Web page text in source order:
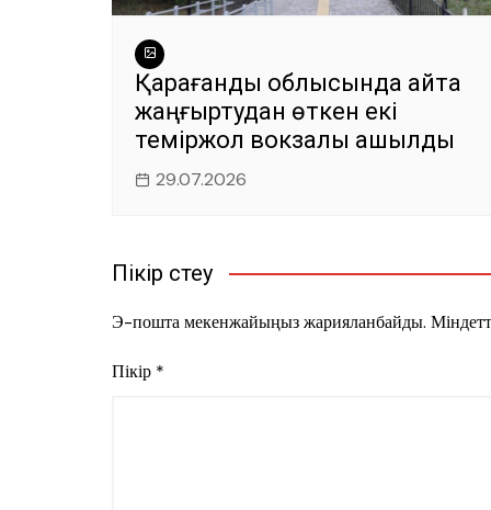
Қарағанды облысында қайта
жаңғыртудан өткен екі
теміржол вокзалы ашылды
29.07.2026
Пікір үстеу
Э-пошта мекенжайыңыз жарияланбайды.
Пікір *